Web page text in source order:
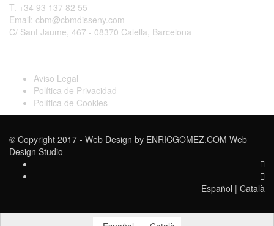
T. +34 93 137 82 55
Email: cbm@cbmdisseny.com
C/ Sant Jaume, 467 - 08370 Calella, Barcelona
Aviso Legal
Política de Privacidad
Política de Cookies
© Copyright 2017 - Web Design by ENRICGOMEZ.COM Web
Design Studio
Español | Català